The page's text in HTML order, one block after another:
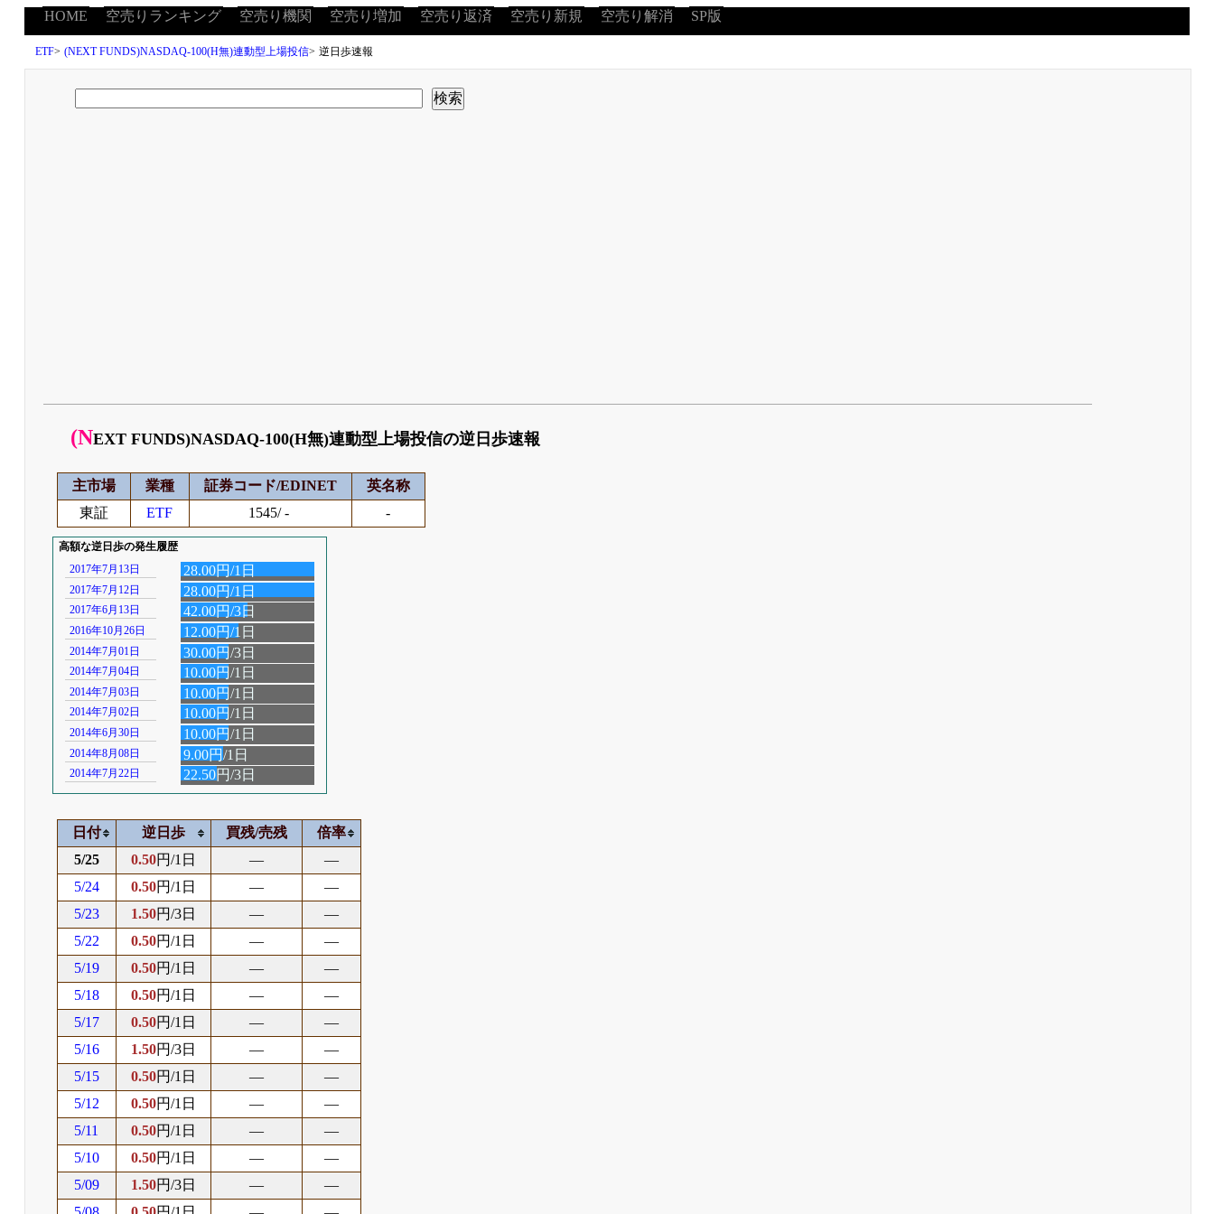
HOME 空売りランキング 空売り機関 空売り増加 空売り返済 空売り新規 空売り解消 SP版
ETF> (NEXT FUNDS)NASDAQ-100(H無)連動型上場投信> 逆日歩速報
(NEXT FUNDS)NASDAQ-100(H無)連動型上場投信の逆日歩速報
主市場 業種 証券コード/EDINET
英名称
東証
ETF 1545/ - -
高額な逆日歩の発生履歴
2017年7月13日
28.00円/1日
2017年7月12日 28.00円/1日
2017年6月13日 42.00円/3日
2016年10月26日 12.00円/1日
2014年7月01日 30.00円/3日
2014年7月04日 10.00円/1日
2014年7月03日 10.00円/1日
2014年7月02日 10.00円/1日
2014年6月30日 10.00円/1日
2014年8月08日 9.00円/1日
2014年7月22日 22.50円/3日
日付 逆日歩 買残/売残
倍率
5/25
0.50円/1日 ―
―
5/24
0.50円/1日 ―
―
5/23
1.50円/3日 ―
―
5/22
0.50円/1日 ―
―
5/19
0.50円/1日 ―
―
5/18
0.50円/1日 ―
―
5/17
0.50円/1日 ―
―
5/16
1.50円/3日 ―
―
5/15
0.50円/1日 ―
―
5/12
0.50円/1日 ―
―
5/11
0.50円/1日 ―
―
5/10
0.50円/1日 ―
―
5/09
1.50円/3日 ―
―